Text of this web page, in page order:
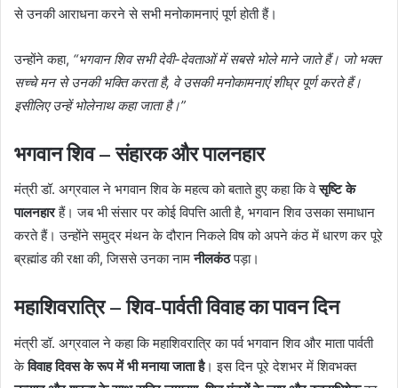
से उनकी आराधना करने से सभी मनोकामनाएं पूर्ण होती हैं।
उन्होंने कहा, “भगवान शिव सभी देवी-देवताओं में सबसे भोले माने जाते हैं। जो भक्त
सच्चे मन से उनकी भक्ति करता है, वे उसकी मनोकामनाएं शीघ्र पूर्ण करते हैं।
इसीलिए उन्हें भोलेनाथ कहा जाता है।”
भगवान शिव – संहारक और पालनहार
मंत्री डॉ. अग्रवाल ने भगवान शिव के महत्व को बताते हुए कहा कि वेसृष्टि के
पालनहारहैं। जब भी संसार पर कोई विपत्ति आती है, भगवान शिव उसका समाधान
करते हैं। उन्होंने समुद्र मंथन के दौरान निकले विष को अपने कंठ में धारण कर पूरे
ब्रह्मांड की रक्षा की, जिससे उनका नामनीलकंठपड़ा।
महाशिवरात्रि – शिव-पार्वती विवाह का पावन दिन
मंत्री डॉ. अग्रवाल ने कहा कि महाशिवरात्रि का पर्व भगवान शिव और माता पार्वती
केविवाह दिवस के रूप में भी मनाया जाता है। इस दिन पूरे देशभर में शिवभक्त